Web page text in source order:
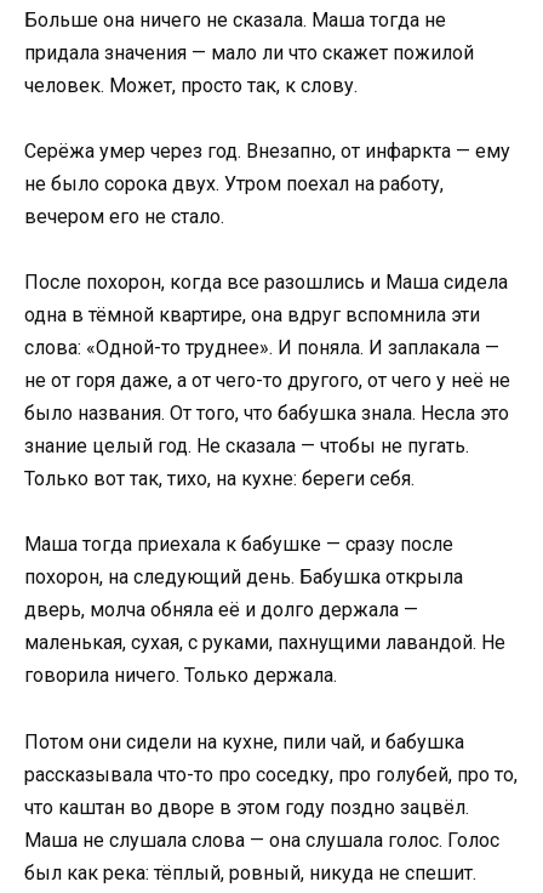
Больше она ничего не сказала. Маша тогда не
придала значения — мало ли что скажет пожилой
человек. Может, просто так, к слову.
Серёжа умер через год. Внезапно, от инфаркта — ему
не было сорока двух. Утром поехал на работу,
вечером его не стало.
После похорон, когда все разошлись и Маша сидела
одна в тёмной квартире, она вдруг вспомнила эти
слова: «Одной-то труднее». И поняла. И заплакала —
не от горя даже, а от чего-то другого, от чего у неё не
было названия. От того, что бабушка знала. Несла это
знание целый год. Не сказала — чтобы не пугать.
Только вот так, тихо, на кухне: береги себя.
Маша тогда приехала к бабушке — сразу после
похорон, на следующий день. Бабушка открыла
дверь, молча обняла её и долго держала —
маленькая, сухая, с руками, пахнущими лавандой. Не
говорила ничего. Только держала.
Потом они сидели на кухне, пили чай, и бабушка
рассказывала что-то про соседку, про голубей, про то,
что каштан во дворе в этом году поздно зацвёл.
Маша не слушала слова — она слушала голос. Голос
был как река: тёплый, ровный, никуда не спешит.